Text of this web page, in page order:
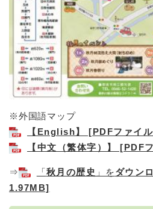
※外国語マップ
【English】 [PDFファイ
【中文（繁体字）】 [PDF
⇒ 「秋月の歴史 」をダウン
1.97MB]